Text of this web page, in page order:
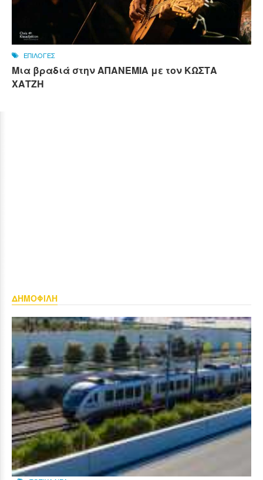
ΕΠΙΛΟΓΕΣ
Μια βραδιά στην ΑΠΑΝΕΜΙΑ με τον ΚΩΣΤΑ
ΧΑΤΖΗ
ΔΗΜΟΦΙΛΗ